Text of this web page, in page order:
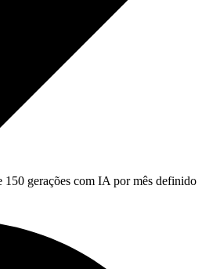
gerações com IA por mês definido